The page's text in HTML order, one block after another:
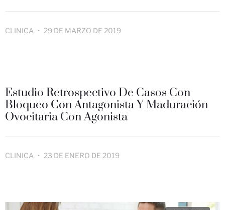
CLINICA 29 DE MARZO DE 2019
Estudio Retrospectivo De Casos Con
Bloqueo Con Antagonista Y Maduración
Ovocitaria Con Agonista
CLINICA 23 DE ENERO DE 2019